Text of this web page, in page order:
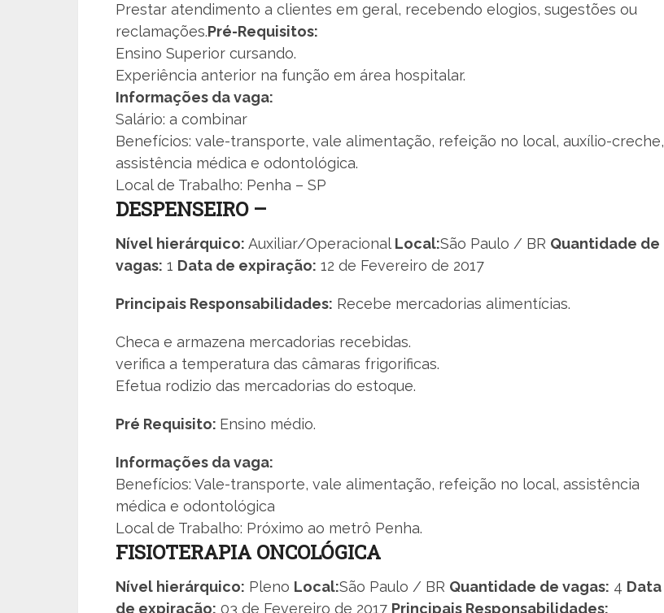
Prestar atendimento a clientes em geral, recebendo elogios, sugestões ou
reclamações.Pré-Requisitos:
Ensino Superior cursando.
Experiência anterior na função em área hospitalar.
Informações da vaga:
Salário: a combinar
Benefícios: vale-transporte, vale alimentação, refeição no local, auxílio-creche,
assistência médica e odontológica.
Local de Trabalho: Penha – SP
DESPENSEIRO –
Nível hierárquico: Auxiliar/Operacional Local:São Paulo / BR Quantidade de
vagas: 1 Data de expiração: 12 de Fevereiro de 2017
Principais Responsabilidades: Recebe mercadorias alimentícias.
Checa e armazena mercadorias recebidas.
verifica a temperatura das câmaras frigorificas.
Efetua rodizio das mercadorias do estoque.
Pré Requisito: Ensino médio.
Informações da vaga:
Benefícios: Vale-transporte, vale alimentação, refeição no local, assistência
médica e odontológica
Local de Trabalho: Próximo ao metrô Penha.
FISIOTERAPIA ONCOLÓGICA
Nível hierárquico: Pleno Local:São Paulo / BR Quantidade de vagas: 4 Data
de expiração: 03 de Fevereiro de 2017 Principais Responsabilidades: